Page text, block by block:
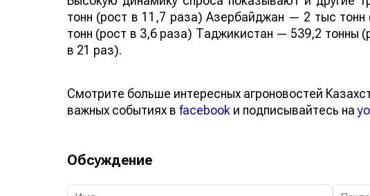
тонн (рост в 11,7 раза) Азербайджан — 2 тыс
тонн (рост в 3,6 раза) Таджикистан — 539,2 тонны
в 21 раз).
Смотрите больше интересных агроновостей
важных событиях в facebook и подписывайтесь на
Обсуждение